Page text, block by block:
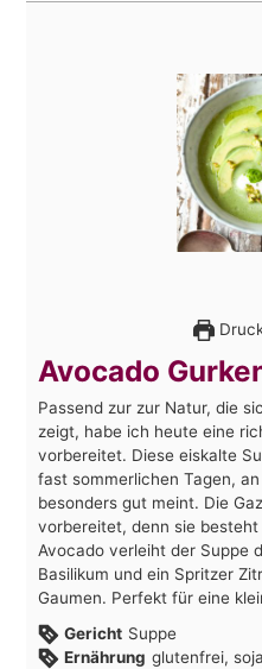
Avocado
Passend zur zur Natur, die
zeigt, habe ich heute eine
vorbereitet. Diese eiskalte
fast sommerlichen Tagen,
besonders gut meint. Die
vorbereitet, denn sie
Avocado verleiht der Suppe
Basilikum und ein Spritzer
Gaumen. Perfekt für eine
Gericht Suppe
Ernährung glutenfrei,